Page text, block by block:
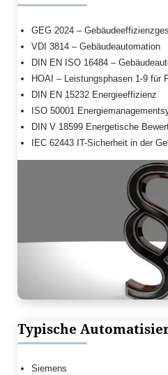
GEG 2024 –
VDI 3814 – Gebäudeautomation
DIN EN ISO 16484 –
HOAI – Leistungsphasen 1-9 für
DIN EN 15232 Energieeffizienz
ISO 50001
DIN V 18599 Energetische
IEC 62443 IT-Sicherheit in der
Typische
Siemens